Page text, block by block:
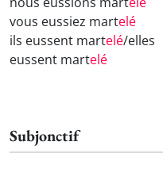
vous eussiez martelé
ils eussent martelé/elles
eussent martelé
Subjonctif